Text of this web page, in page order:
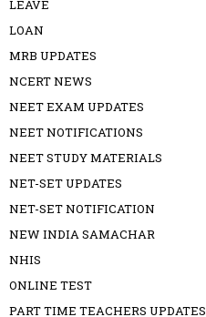
LEAVE
LOAN
MRB UPDATES
NCERT NEWS
NEET EXAM UPDATES
NEET NOTIFICATIONS
NEET STUDY MATERIALS
NET-SET UPDATES
NET-SET NOTIFICATION
NEW INDIA SAMACHAR
NHIS
ONLINE TEST
PART TIME TEACHERS UPDATES